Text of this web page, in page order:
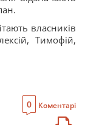
власників
Тимофій,
0 Коментарі